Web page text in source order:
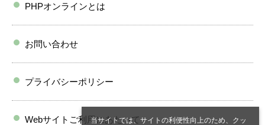
当サイトでは、サイトの利便性向上のため、クッ
PHPオンラインとは
お問い合わせ
プライバシーポリシー
Webサイトご利用にあたって